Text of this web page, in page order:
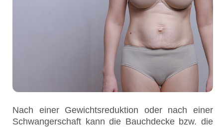
Nach einer Gewichtsreduktion oder nach einer
Schwangerschaft kann die Bauchdecke bzw. die